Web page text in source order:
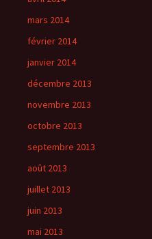
mars 2014
février 2014
janvier 2014
décembre 2013
novembre 2013
octobre 2013
septembre 2013
août 2013
juillet 2013
juin 2013
mai 2013